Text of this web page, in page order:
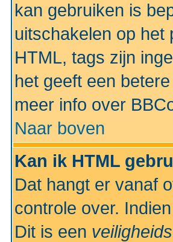
kan gebruiken is
uitschakelen op het
HTML, tags zijn
het geeft een
meer info over
Naar boven
Kan ik HTML
Dat hangt er vanaf
controle over.
Dit is een veiligheids